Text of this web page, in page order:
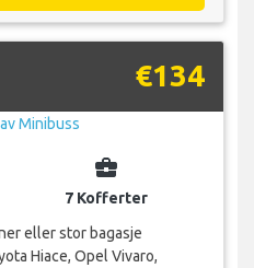
€134
business_center
7 Kofferter
eller stor bagasje
Hiace, Opel Vivaro,